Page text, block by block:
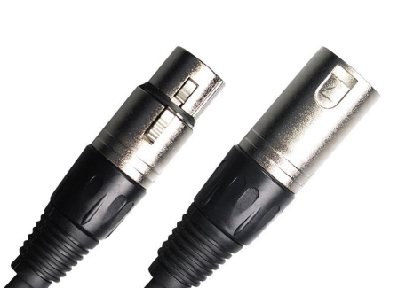
ドラム パーカッション
キーボード 電子ピアノ
管楽器